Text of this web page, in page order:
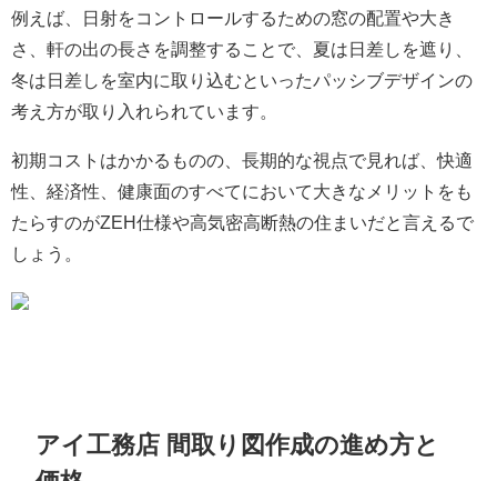
例えば、日射をコントロールするための窓の配置や大き
さ、軒の出の長さを調整することで、夏は日差しを遮り、
冬は日差しを室内に取り込むといったパッシブデザインの
考え方が取り入れられています。
初期コストはかかるものの、長期的な視点で見れば、快適
性、経済性、健康面のすべてにおいて大きなメリットをも
たらすのがZEH仕様や高気密高断熱の住まいだと言えるで
しょう。
アイ工務店 間取り図作成の進め方と